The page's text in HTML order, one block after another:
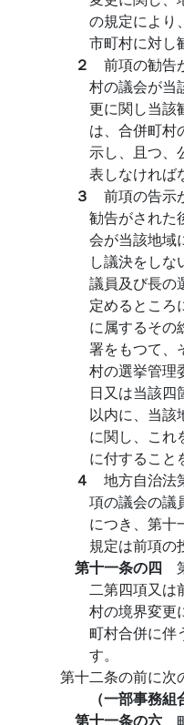
の規定により
市町村に対し
２ 前項の勧告
村の議会が当
更に関し当該
は、合併町村
示し、且つ、
表しなければ
３ 前項の告示
勧告がされた
会が当該地域
し議決をし
議員及び長の
定めるところ
に属するその
署をもつて、
村の選挙管理
日又は当該四
以内に、当該
に関し、これ
に付すること
４ 地方自治法
項の議会の議
につき、第十
規定は前項の
第十一条の四
二第四項又は
村の境界変更
町村合併に伴
す。
第十二条の前に次
（一部事務
第十一条の六